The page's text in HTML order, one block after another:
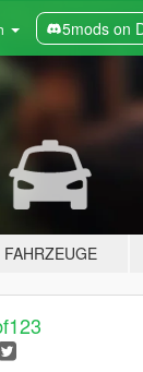
5mods on
FAHRZEUGE